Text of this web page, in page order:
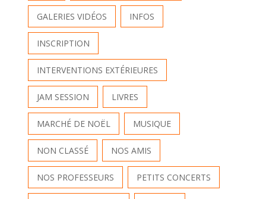
GALERIES VIDÉOS INFOS
INSCRIPTION
INTERVENTIONS EXTÉRIEURES
JAM SESSION LIVRES
MARCHÉ DE NOËL MUSIQUE
NON CLASSÉ NOS AMIS
NOS PROFESSEURS PETITS CONCERTS